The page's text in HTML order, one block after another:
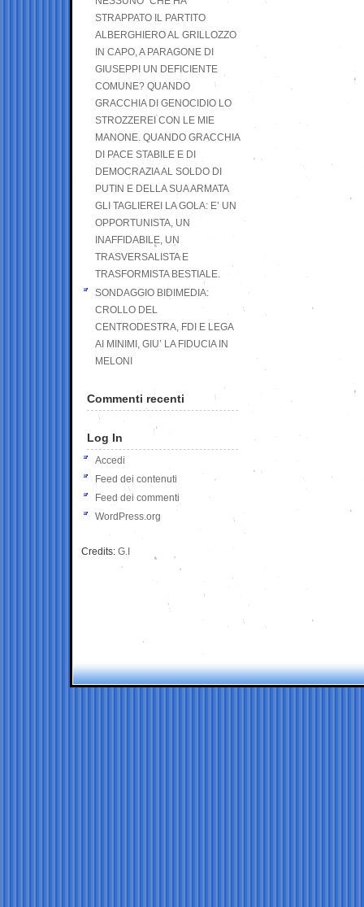
STRAPPATO IL PARTITO
ALBERGHIERO AL GRILLOZZO
IN CAPO, A PARAGONE DI
GIUSEPPI UN DEFICIENTE
COMUNE? QUANDO
GRACCHIA DI GENOCIDIO LO
STROZZEREI CON LE MIE
MANONE. QUANDO GRACCHIA
DI PACE STABILE E DI
DEMOCRAZIA AL SOLDO DI
PUTIN E DELLA SUA ARMATA
GLI TAGLIEREI LA GOLA: E’ UN
OPPORTUNISTA, UN
INAFFIDABILE, UN
TRASVERSALISTA E
TRASFORMISTA BESTIALE.
SONDAGGIO BIDIMEDIA:
CROLLO DEL
CENTRODESTRA, FDI E LEGA
AI MINIMI, GIU’ LA FIDUCIA IN
MELONI
Commenti recenti
Log In
Accedi
Feed dei contenuti
Feed dei commenti
WordPress.org
Credits: G.I